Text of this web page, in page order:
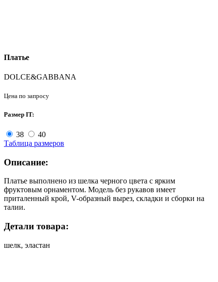
Платье
DOLCE&GABBANA
Цена по запросу
Размер IT:
38
40
Таблица размеров
Описание:
Платье выполнено из шелка черного цвета с ярким
фруктовым орнаментом. Модель без рукавов имеет
приталенный крой, V-образный вырез, складки и сборки на
талии.
Детали товара:
шелк, эластан